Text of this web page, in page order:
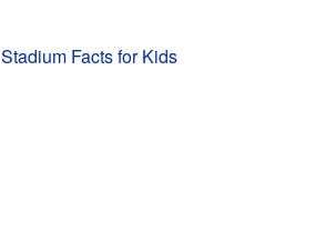
Stadium Facts for Kids